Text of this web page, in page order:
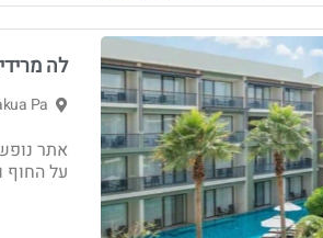
לה
Pa
אתר
על החוף